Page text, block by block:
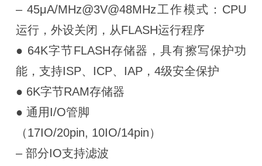
– 45μA/MHz@3V@48MHz工作模式：CPU
运行，外设关闭，从FLASH运行程序
● 64K字节FLASH存储器，具有擦写保护功
能，支持ISP、ICP、IAP，4级安全保护
● 6K字节RAM存储器
● 通用I/O管脚
（17IO/20pin, 10IO/14pin）
– 部分IO支持滤波